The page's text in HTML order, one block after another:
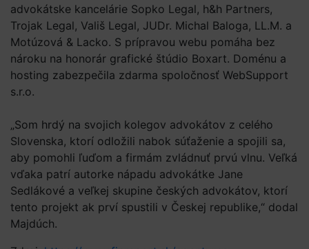
advokátske kancelárie Sopko Legal, h&h Partners,
Trojak Legal, Vališ Legal, JUDr. Michal Baloga, LL.M. a
Motúzová & Lacko. S prípravou webu pomáha bez
nároku na honorár grafické štúdio Boxart. Doménu a
hosting zabezpečila zdarma spoločnosť WebSupport
s.r.o.
„Som hrdý na svojich kolegov advokátov z celého
Slovenska, ktorí odložili nabok súťaženie a spojili sa,
aby pomohli ľuďom a firmám zvládnuť prvú vlnu. Veľká
vďaka patrí autorke nápadu advokátke Jane
Sedlákové a veľkej skupine českých advokátov, ktorí
tento projekt ak prví spustili v Českej republike,“ dodal
Majdúch.